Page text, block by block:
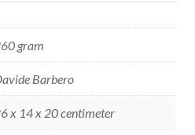
gram
Barbero
x 14 x 20 centimeter